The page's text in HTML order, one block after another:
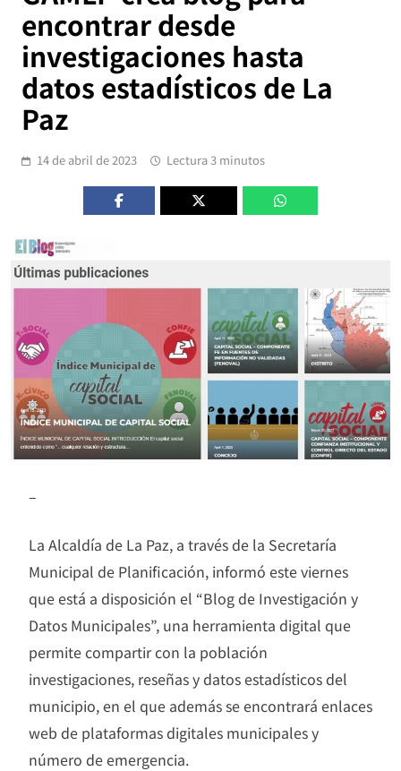
encontrar desde
investigaciones hasta
datos estadísticos de La
Paz
14 de abril de 2023 Lectura 3 minutos
–
La Alcaldía de La Paz, a través de la Secretaría
Municipal de Planificación, informó este viernes
que está a disposición el “Blog de Investigación y
Datos Municipales”, una herramienta digital que
permite compartir con la población
investigaciones, reseñas y datos estadísticos del
municipio, en el que además se encontrará enlaces
web de plataformas digitales municipales y
número de emergencia.